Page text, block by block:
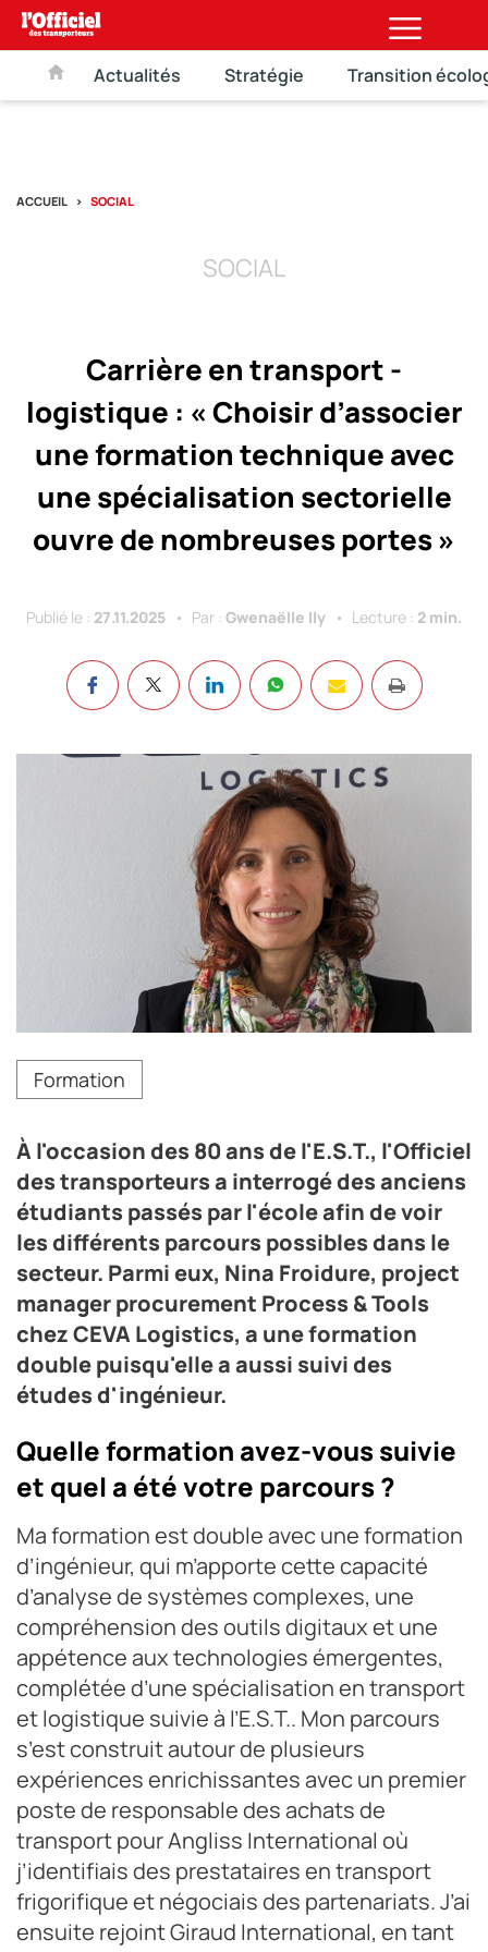
Actualités Stratégie Transition
ACCUEIL SOCIAL
SOCIAL
Carrière en transport -
logistique : « Choisir d’associer
une formation technique avec
une spécialisation sectorielle
ouvre de nombreuses portes »
Publié le : 27.11.2025 Par : Gwenaëlle Ily Lecture : 2 min.
Nina Froidure, project manager procurement Process &
Tools - CEVA Logistics
Formation
À l'occasion des 80 ans de l'E.S.T., l'Officiel
des transporteurs a interrogé des anciens
étudiants passés par l'école afin de voir
les différents parcours possibles dans le
secteur. Parmi eux, Nina Froidure, project
manager procurement Process & Tools
chez CEVA Logistics, a une formation
double puisqu'elle a aussi suivi des
études d'ingénieur.
Quelle formation avez-vous suivie
et quel a été votre parcours ?
Ma formation est double avec une formation
d’ingénieur, qui m’apporte cette capacité
d’analyse de systèmes complexes, une
compréhension des outils digitaux et une
appétence aux technologies émergentes,
complétée d’une spécialisation en transport
et logistique suivie à l’E.S.T.. Mon parcours
s’est construit autour de plusieurs
expériences enrichissantes avec un premier
poste de responsable des achats de
transport pour Angliss International où
j’identifiais des prestataires en transport
frigorifique et négociais des partenariats. J’ai
ensuite rejoint Giraud International, en tant